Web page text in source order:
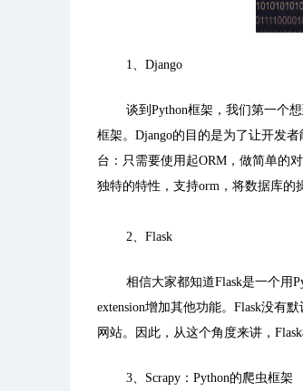
1、 Django
谈到 Python框架，我们第一个
框架。 Django的目的是为了让开发
台：只需要使用起ORM ，做简单的
独特的特性，支持orm ，将数据库的
2、 Flask
相信大家都知道Flask是一个用
extension增加其他功能。 Flask没有默
网站。因此，从这个角度来讲， Flask
3、 Scrapy ： Python的爬虫框架